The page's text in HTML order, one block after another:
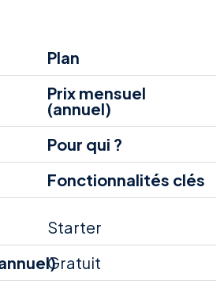
Plan
Prix mensuel
(annuel)
Pour qui ?
Fonctionnalités clés
Starter
Gratuit